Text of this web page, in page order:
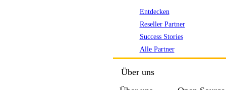
Entdecken
Reseller Partner
Success Stories
Alle Partner
Über uns